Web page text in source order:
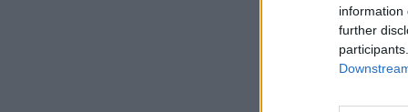
information
further